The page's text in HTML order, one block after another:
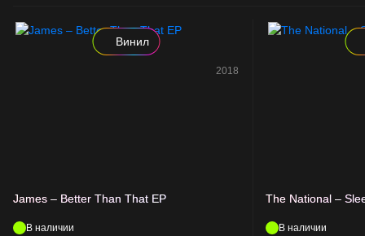
Винил
2018
James – Better Than That EP
В наличии
The National –
В наличии